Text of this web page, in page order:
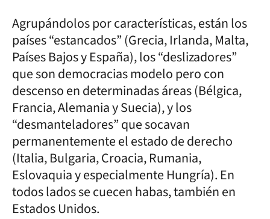
Agrupándolos por características, están los
países “estancados” (Grecia, Irlanda, Malta,
Países Bajos y España), los “deslizadores”
que son democracias modelo pero con
descenso en determinadas áreas (Bélgica,
Francia, Alemania y Suecia), y los
“desmanteladores” que socavan
permanentemente el estado de derecho
(Italia, Bulgaria, Croacia, Rumania,
Eslovaquia y especialmente Hungría). En
todos lados se cuecen habas, también en
Estados Unidos.